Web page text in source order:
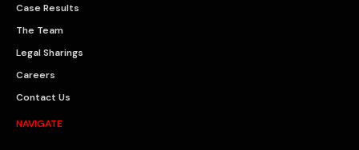
Case Results
The Team
Legal Sharings
Careers
Contact Us
NAVIGATE